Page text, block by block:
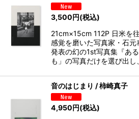
3,500円(税込)
21cm×15cm 112P 日米を
感覚を磨いた写真家・石
発表の幻の1st写真集『あ
も」の写真だけを選び出
音のはじまり / 柿崎真子
4,950 円(税込)